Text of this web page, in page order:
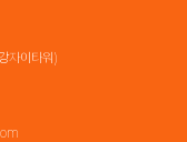
자이타워)